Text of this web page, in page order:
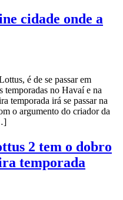
cidade onde a
é de se passar em
temporadas no Havaí e na
temporada irá se passar na
o argumento do criador da
2 tem o dobro
temporada